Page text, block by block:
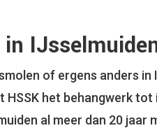
of ergens anders
HSSK het behangwerk tot
al meer dan 20